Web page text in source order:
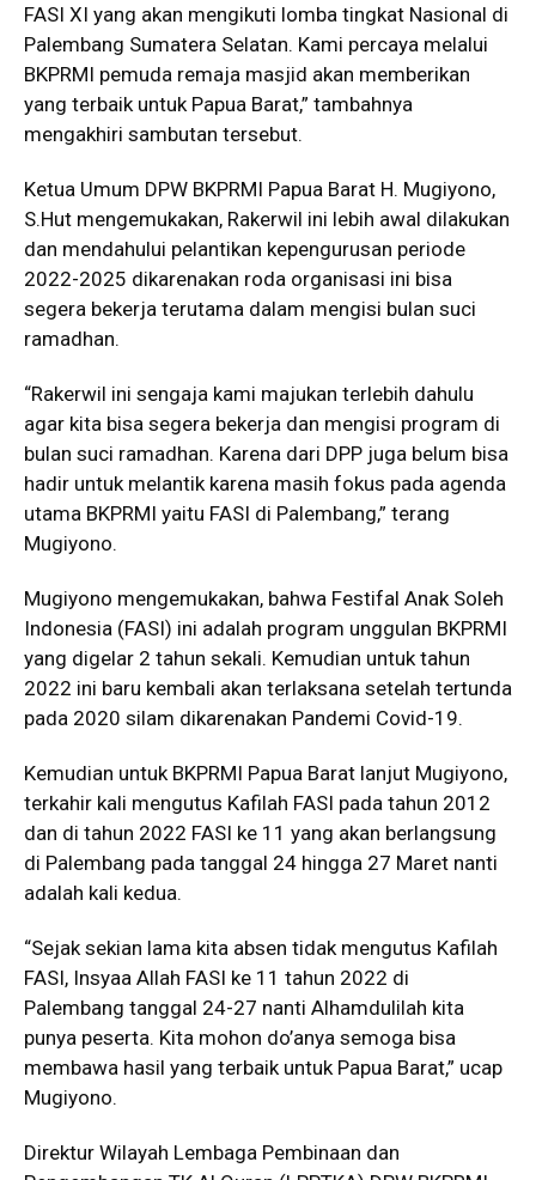
FASI XI yang akan mengikuti lomba tingkat Nasional di
Palembang Sumatera Selatan. Kami percaya melalui
BKPRMI pemuda remaja masjid akan memberikan
yang terbaik untuk Papua Barat,” tambahnya
mengakhiri sambutan tersebut.
Ketua Umum DPW BKPRMI Papua Barat H. Mugiyono,
S.Hut mengemukakan, Rakerwil ini lebih awal dilakukan
dan mendahului pelantikan kepengurusan periode
2022-2025 dikarenakan roda organisasi ini bisa
segera bekerja terutama dalam mengisi bulan suci
ramadhan.
“Rakerwil ini sengaja kami majukan terlebih dahulu
agar kita bisa segera bekerja dan mengisi program di
bulan suci ramadhan. Karena dari DPP juga belum bisa
hadir untuk melantik karena masih fokus pada agenda
utama BKPRMI yaitu FASI di Palembang,” terang
Mugiyono.
Mugiyono mengemukakan, bahwa Festifal Anak Soleh
Indonesia (FASI) ini adalah program unggulan BKPRMI
yang digelar 2 tahun sekali. Kemudian untuk tahun
2022 ini baru kembali akan terlaksana setelah tertunda
pada 2020 silam dikarenakan Pandemi Covid-19.
Kemudian untuk BKPRMI Papua Barat lanjut Mugiyono,
terkahir kali mengutus Kafilah FASI pada tahun 2012
dan di tahun 2022 FASI ke 11 yang akan berlangsung
di Palembang pada tanggal 24 hingga 27 Maret nanti
adalah kali kedua.
“Sejak sekian lama kita absen tidak mengutus Kafilah
FASI, Insyaa Allah FASI ke 11 tahun 2022 di
Palembang tanggal 24-27 nanti Alhamdulilah kita
punya peserta. Kita mohon do’anya semoga bisa
membawa hasil yang terbaik untuk Papua Barat,” ucap
Mugiyono.
Direktur Wilayah Lembaga Pembinaan dan